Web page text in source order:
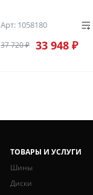
Арт: 1058180
37 720 ₽ 33 948 ₽
ТОВАРЫ И УСЛУГИ
Шины
Диски